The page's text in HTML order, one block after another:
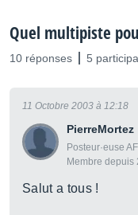
Quel multipiste
10 réponses 5
PierreMortez
Posteur·euse
Membre depuis
11 Octobre 2003 à 12:18
Salut a tous !